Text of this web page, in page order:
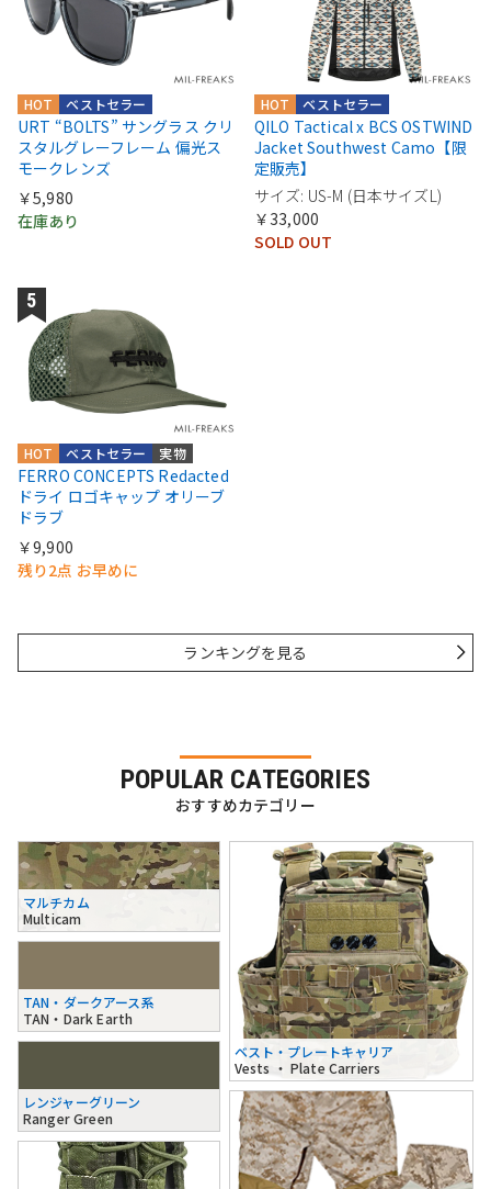
ベストセラー
HOT
URT “BOLTS” サングラス クリ
スタルグレーフレーム 偏光ス
モークレンズ
￥5,980
在庫あり
ベストセラー
HOT
QILO Tactical x BCS OSTWIND
Jacket Southwest Camo【限
定販売】
サイズ: US-M (日本サイズL)
￥33,000
SOLD OUT
実物
ベストセラー
HOT
FERRO CONCEPTS Redacted
ドライ ロゴキャップ オリーブ
ドラブ
￥9,900
残り2点 お早めに
ランキングを見る
POPULAR CATEGORIES
おすすめカテゴリー
マルチカム
Multicam
TAN・ダークアース系
TAN・Dark Earth
レンジャーグリーン
Ranger Green
ベスト・プレートキャリア
Vests ・ Plate Carriers